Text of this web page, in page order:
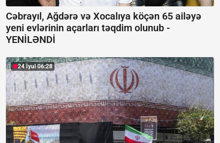
Cəbrayıl, Ağdərə və Xocalıya köçən 65 ailəyə
yeni evlərinin açarları təqdim olunub -
YENİLƏNDİ
24 İyul 06:28